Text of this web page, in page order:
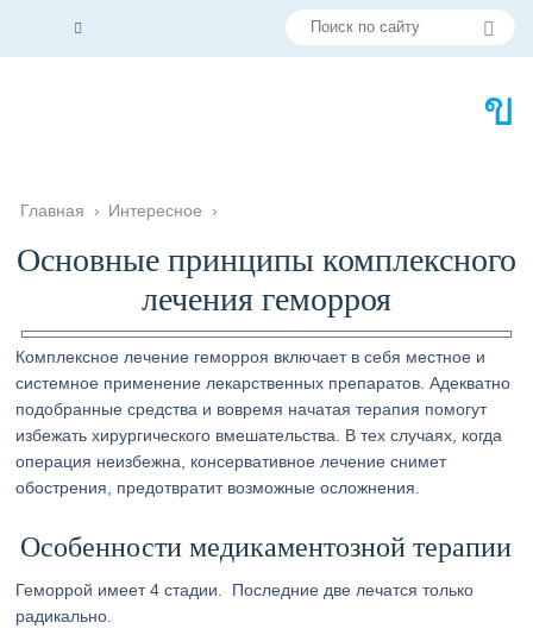
Главная › Интересное ›
Основные принципы комплексного
лечения геморроя
Комплексное лечение геморроя включает в себя местное и
системное применение лекарственных препаратов. Адекватно
подобранные средства и вовремя начатая терапия помогут
избежать хирургического вмешательства. В тех случаях, когда
операция неизбежна, консервативное лечение снимет
обострения, предотвратит возможные осложнения.
Особенности медикаментозной терапии
Геморрой имеет 4 стадии. Последние две лечатся только
радикально.